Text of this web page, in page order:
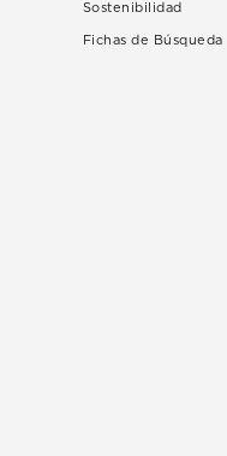
Sostenibilidad
Fichas de Búsqueda